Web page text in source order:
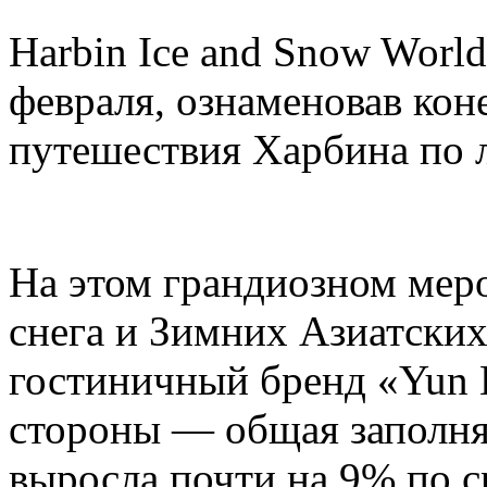
Harbin Ice and Snow
февраля, ознаменовав
путешествия Харбина по
На этом грандиозном
снега и Зимних
гостиничный бренд «Yun
стороны — общая
выросла почти на 9% по